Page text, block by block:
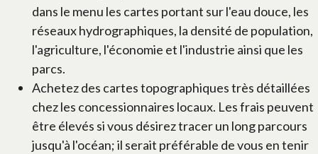
dans le menu les cartes portant sur l'eau douce, les
réseaux hydrographiques, la densité de population,
l'agriculture, l'économie et l'industrie ainsi que les
parcs.
Achetez des cartes topographiques très détaillées
chez les concessionnaires locaux. Les frais peuvent
être élevés si vous désirez tracer un long parcours
jusqu'à l'océan; il serait préférable de vous en tenir